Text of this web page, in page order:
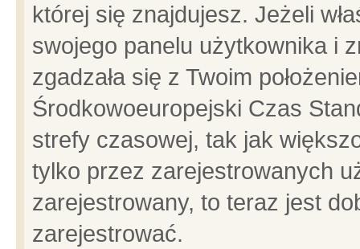
której się znajdujesz. Jeżeli
swojego panelu użytkownika i
zgadzała się z Twoim
Środkowoeuropejski Czas
strefy czasowej, tak jak
tylko przez zarejestrowanych
zarejestrowany, to teraz jest
zarejestrować.